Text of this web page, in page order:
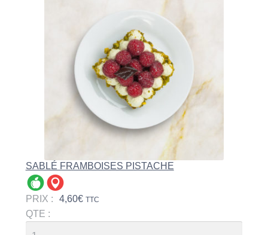
SABLÉ FRAMBOISES PISTACHE
PRIX : 4,60€ TTC
QTE :